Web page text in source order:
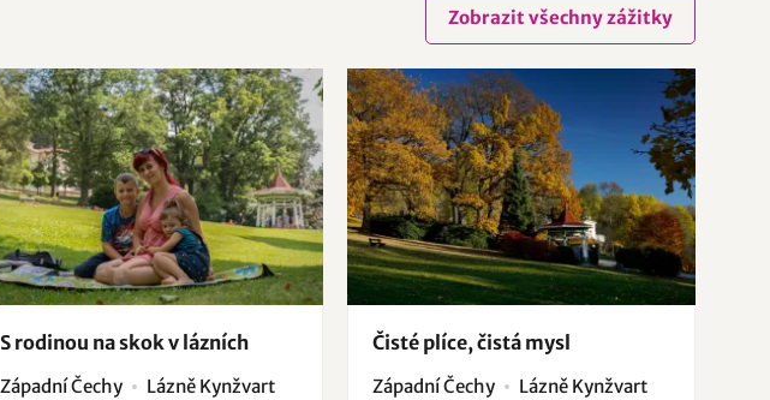
Zobrazit všechny zážitky
S rodinou na skok v lázních
Západní Čechy Lázně Kynžvart
Čisté plíce, čistá mysl
Západní Čechy Lázně Kynžvart